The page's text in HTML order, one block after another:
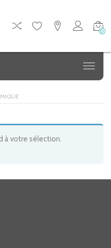
0
à votre sélection.